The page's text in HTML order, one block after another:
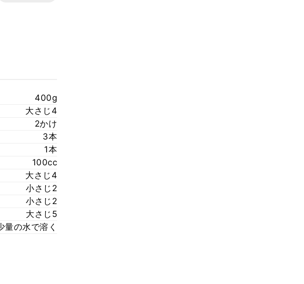
400g
大さじ4
2かけ
3本
1本
100cc
大さじ4
小さじ2
小さじ2
大さじ5
量の水で溶く